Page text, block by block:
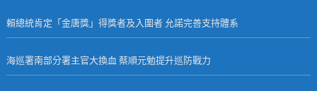
賴總統肯定「金唐獎」得獎者及入圍者 允諾完善支持體系
海巡署南部分署主官大換血 蔡順元勉提升巡防戰力